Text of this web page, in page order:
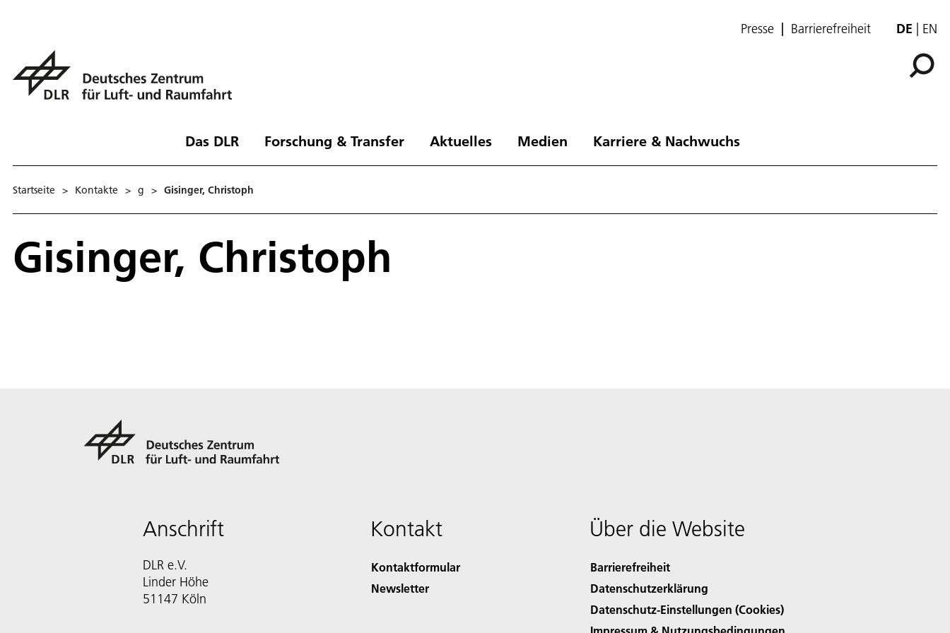
Presse Barrierefreiheit DE EN
Das DLR Forschung & Transfer Aktuelles Medien Karriere & Nachwuchs
Startseite > Kontakte > g > Gisinger, Christoph
Gisinger, Christoph
Anschrift
DLR e.V.
Linder Höhe
51147 Köln
Kontakt
Kontaktformular
Newsletter
Über die Website
Barrierefreiheit
Datenschutzerklärung
Datenschutz-Einstellungen (Cookies)